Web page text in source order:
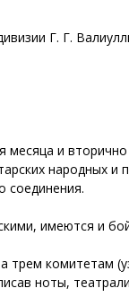
Г. Г.
месяца и
народных и
соединения.
имеются и
трем комитетам
ноты,